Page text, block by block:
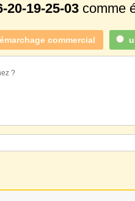
20-19-25-03 comme
commercial